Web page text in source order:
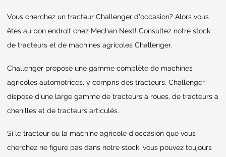
Vous cherchez un tracteur Challenger d'occasion? Alors vous
êtes au bon endroit chez Mechan Next! Consultez notre stock
de tracteurs et de machines agricoles Challenger.
Challenger propose une gamme complète de machines
agricoles automotrices, y compris des tracteurs. Challenger
dispose d'une large gamme de tracteurs à roues, de tracteurs à
chenilles et de tracteurs articulés.
Si le tracteur ou la machine agricole d'occasion que vous
cherchez ne figure pas dans notre stock, vous pouvez toujours